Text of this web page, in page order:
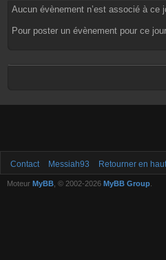
Aucun évènement n’est associé à ce
Pour poster un évènement pour ce
Contact Messiah93 Retourner en haut
Moteur MyBB , © 2002-2026 MyBB Group